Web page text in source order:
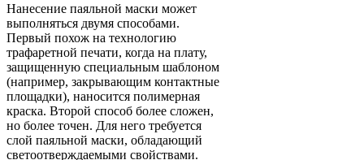
Нанесение паяльной маски может
выполняться двумя способами.
Первый похож на технологию
трафаретной печати, когда на плату,
защищенную специальным шаблоном
(например, закрывающим контактные
площадки), наносится полимерная
краска. Второй способ более сложен,
но более точен. Для него требуется
слой паяльной маски, обладающий
светоотверждаемыми свойствами.